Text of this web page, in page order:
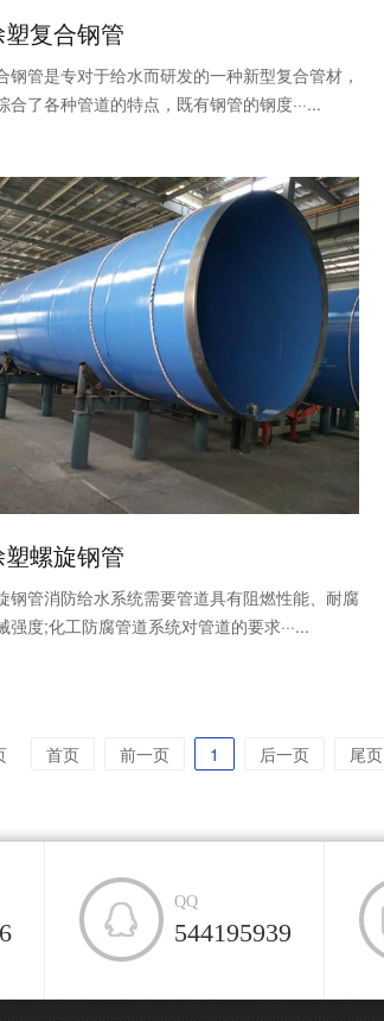
复合钢管
钢管是专对于给水而研发的一种新型复合管材，
合了各种管道的特点，既有钢管的钢度···...
螺旋钢管
钢管消防给水系统需要管道具有阻燃性能、耐腐
强度;化工防腐管道系统对管道的要求···...
首页 前一页 1 后一页 尾页
QQ
544195939